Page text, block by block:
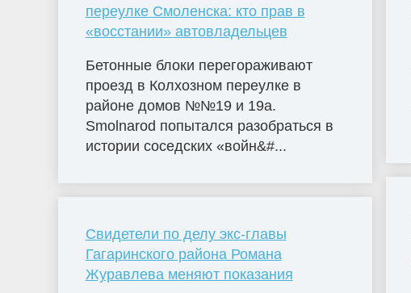
переулке Смоленска: кто прав в
«восстании» автовладельцев
Бетонные блоки перегораживают
проезд в Колхозном переулке в
районе домов №№19 и 19а.
Smolnarod попытался разобраться в
истории соседских «войн&#...
Свидетели по делу экс-главы
Гагаринского района Романа
Журавлева меняют показания